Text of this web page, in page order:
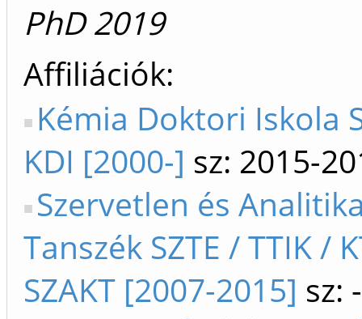
PhD 2019
Affiliációk
Kémia Doktori Iskola
KDI [2000-] sz: 2015-
Szervetlen és
Tanszék SZTE / TTIK /
SZAKT [2007-2015] sz: